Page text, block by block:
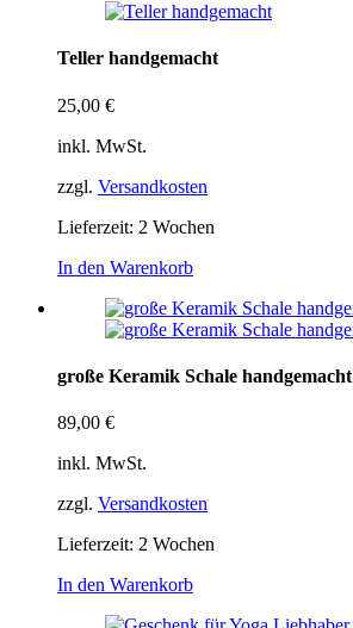
Teller handgemacht
25,00 €
inkl. MwSt.
zzgl. Versandkosten
Lieferzeit: 2 Wochen
In den Warenkorb
große Keramik Schale handgemacht
89,00 €
inkl. MwSt.
zzgl. Versandkosten
Lieferzeit: 2 Wochen
In den Warenkorb